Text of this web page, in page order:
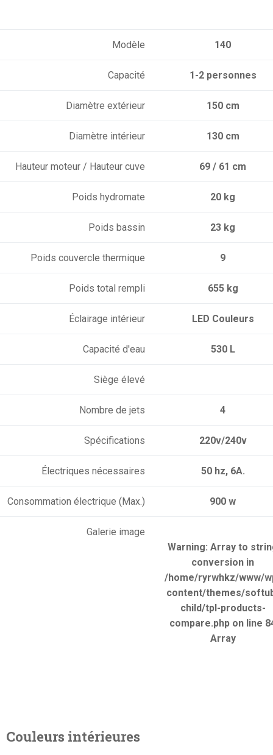
Modèle 140
Capacité 1-2 personnes
Diamètre extérieur 150 cm
Diamètre intérieur 130 cm
Hauteur moteur / Hauteur cuve 69 / 61 cm
Poids hydromate 20 kg
Poids bassin 23 kg
Poids couvercle thermique 9
Poids total rempli 655 kg
Éclairage intérieur LED Couleurs
Capacité d'eau 530 L
Siège élevé
Nombre de jets 4
Spécifications 220v/240v
Électriques nécessaires 50 hz, 6A.
Consommation électrique (Max.) 900 w
Galerie image
Warning: Array to
conversion in
/home/ryrwhkz/www/
content/themes/
child/tpl-products-
compare.php on line
Array
Couleurs intérieures